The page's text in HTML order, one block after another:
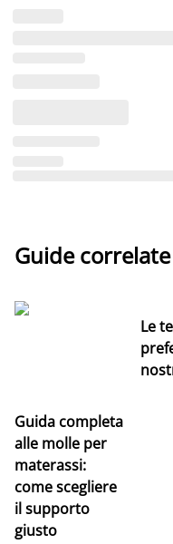
Guide
Guida completa
alle molle per
materassi:
come scegliere
il supporto
giusto
Le